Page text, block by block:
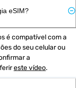
eSIM?
é compatível com a
do seu celular ou
a
este vídeo.